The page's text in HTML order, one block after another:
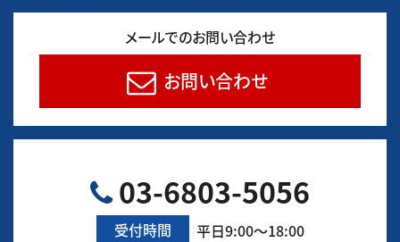
メールでのお問い合わせ
お問い合わせ
03-6803-5056
受付時間 平日9:00～18:00